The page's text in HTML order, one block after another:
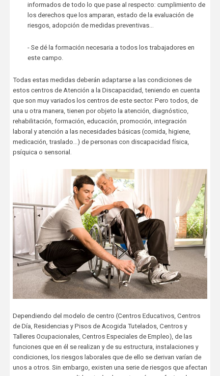
informados de todo lo que pase al respecto: cumplimiento de
los derechos que los amparan, estado de la evaluación de
riesgos, adopción de medidas preventivas…
- Se dé la formación necesaria a todos los trabajadores en
este campo.
Todas estas medidas deberán adaptarse a las condiciones de
estos centros de Atención a la Discapacidad, teniendo en cuenta
que son muy variados los centros de este sector. Pero todos, de
una u otra manera, tienen por objeto la atención, diagnóstico,
rehabilitación, formación, educación, promoción, integración
laboral y atención a las necesidades básicas (comida, higiene,
medicación, traslado…) de personas con discapacidad física,
psíquica o sensorial.
Dependiendo del modelo de centro (Centros Educativos, Centros
de Día, Residencias y Pisos de Acogida Tutelados, Centros y
Talleres Ocupacionales, Centros Especiales de Empleo), de las
funciones que en él se realizan y de su estructura, instalaciones y
condiciones, los riesgos laborales que de ello se derivan varían de
unos a otros. Sin embargo, existen una serie de riesgos que afectan